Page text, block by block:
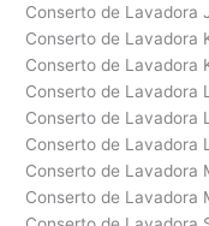
Conserto de Lavadora
Conserto de Lavadora
Conserto de Lavadora
Conserto de Lavadora
Conserto de Lavadora
Conserto de Lavadora
Conserto de Lavadora
Conserto de Lavadora